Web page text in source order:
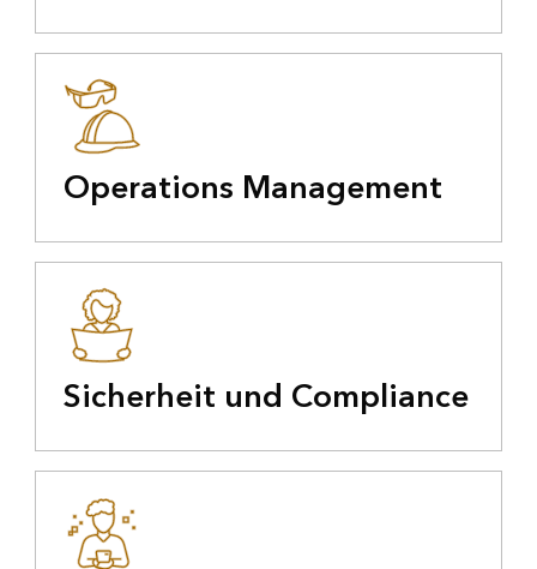
Operations Management
Sicherheit und Compliance